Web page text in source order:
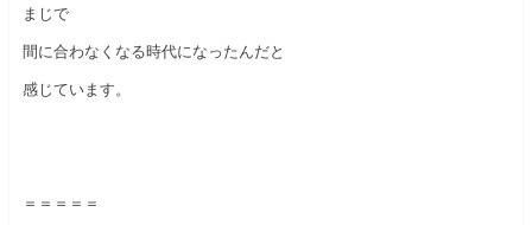
まじで
間に合わなくなる時代になったんだと
感じています。
＝＝＝＝＝